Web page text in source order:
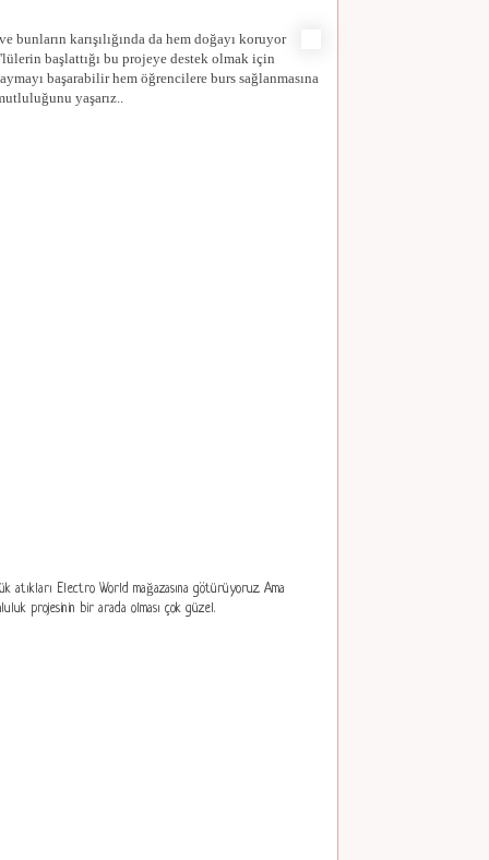
karışılığında da hem doğayı koruyor
başlattığı bu projeye destek olmak için
başarabilir hem öğrencilere burs sağlanmasına
yaşarız..
atıkları Electro World mağazasına götürüyoruz. Ama
projesinin bir arada olması çok güzel.